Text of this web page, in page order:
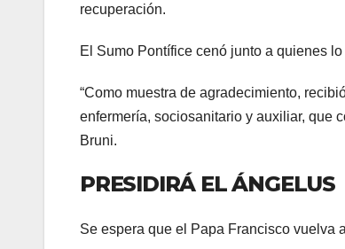
recuperación.
El Sumo Pontífice cenó junto a quienes
“Como muestra de agradecimiento,
enfermería, sociosanitario y auxiliar, que
Bruni.
PRESIDIRÁ EL ÁNGELUS
Se espera que el Papa Francisco vuelva